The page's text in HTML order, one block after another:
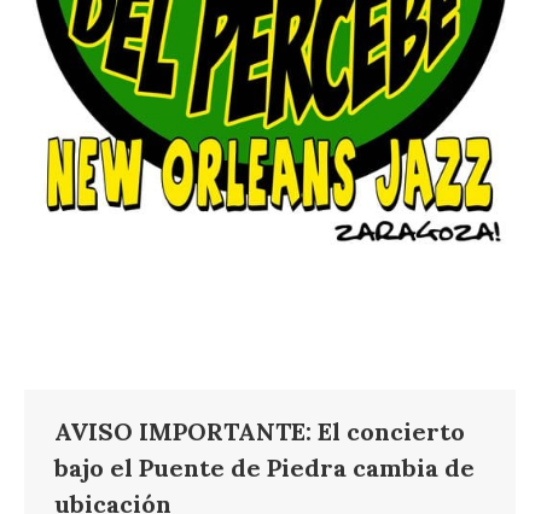
AVISO IMPORTANTE: El concierto
bajo el Puente de Piedra cambia de
ubicación